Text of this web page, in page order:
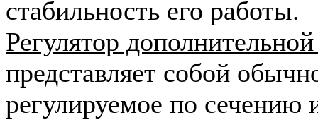
стабильность его работы.
Регулятор
представляет собой
регулируемое по сечению